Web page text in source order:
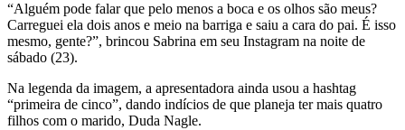
“Alguém pode falar que pelo menos a boca e os olhos são meus?
Carreguei ela dois anos e meio na barriga e saiu a cara do pai. É isso
mesmo, gente?”, brincou Sabrina em seu Instagram na noite de
sábado (23).
Na legenda da imagem, a apresentadora ainda usou a hashtag
“primeira de cinco”, dando indícios de que planeja ter mais quatro
filhos com o marido, Duda Nagle.